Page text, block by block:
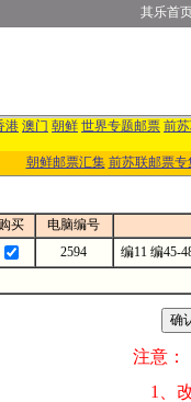
其乐首
港 澳门 朝鲜 世界专题邮票 前
朝鲜邮票汇集 前苏联邮票专
购买
电脑编号
2594
编11 编45-
注意：
1、改变商品数量